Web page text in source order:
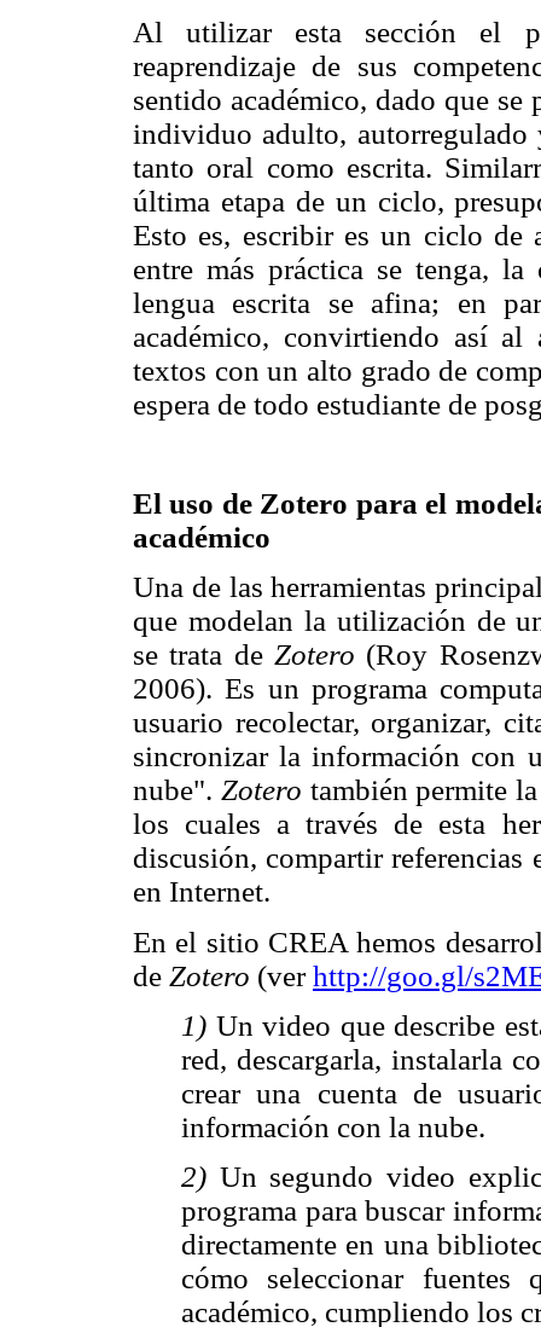
Al utilizar esta sección el
reaprendizaje de sus
sentido académico, dado que
individuo adulto, autorregulado
tanto oral como escrita.
última etapa de un ciclo,
Esto es, escribir es un ciclo
entre más práctica se tenga,
lengua escrita se afina; en
académico, convirtiendo así
textos con un alto grado de
espera de todo estudiante de
El uso de Zotero para el
académico
Una de las herramientas
que modelan la utilización de
se trata deZotero (Roy
2006). Es un programa
usuario recolectar, organizar,
sincronizar la información con
nube". Zotero también permite
los cuales a través de esta
discusión, compartir
en Internet.
En el sitio CREA hemos
de Zotero (verhttp://goo.gl/
1) Un video que describe
red, descargarla, instalarla
crear una cuenta de
información con la nube.
2) Un segundo video
programa para buscar
directamente en una
cómo seleccionar
académico, cumpliendo los